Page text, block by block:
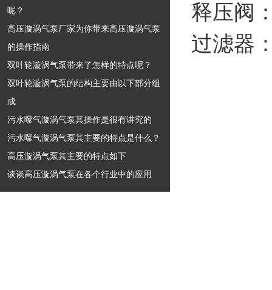
呢？
高压漩涡气泵厂家为你带来高压漩涡气泵
的操作指南
双叶轮漩涡气泵带来了怎样的特点呢？
双叶轮漩涡气泵的结构主要由以下部分组
成
污水曝气漩涡气泵其操作是很有讲究的
污水曝气漩涡气泵其主要的特点是什么？
高压漩涡气泵其主要的特点如下
谈谈高压漩涡气泵在各个行业中的应用
释压阀
过滤器